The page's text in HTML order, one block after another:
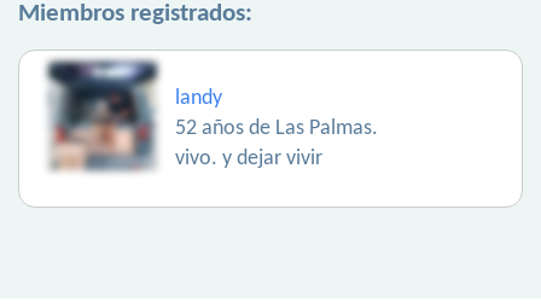
Miembros registrados:
landy
52 años de Las Palmas.
vivo. y dejar vivir